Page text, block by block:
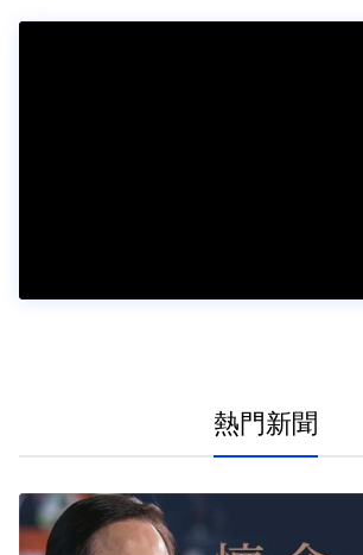
熱門新聞